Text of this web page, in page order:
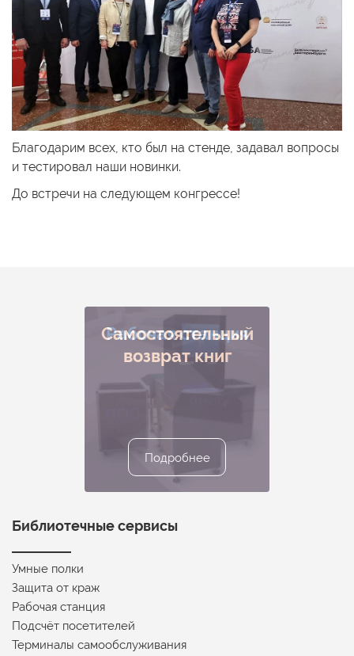
Благодарим всех, кто был на стенде, задавал вопросы
и тестировал наши новинки.
До встречи на следующем конгрессе!
Самостоятельный
возврат книг
Подробнее
Рабочая станция
Подробнее
Подчёт посетителей
Подробнее
Умные полки
Подробнее
Быстрая и точная
инвентаризация
Подробнее
Библиотечные сервисы
Умные полки
Защита от краж
Рабочая станция
Подсчёт посетителей
Терминалы самообслуживания